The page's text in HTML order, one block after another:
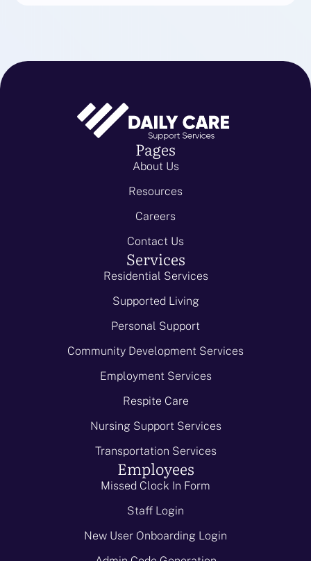
Pages
About Us
Resources
Careers
Contact Us
Services
Residential Services
Supported Living
Personal Support
Community Development Services
Employment Services
Respite Care
Nursing Support Services
Transportation Services
Employees
Missed Clock In Form
Staff Login
New User Onboarding Login